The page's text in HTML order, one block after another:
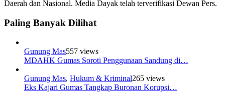
Daerah dan Nasional. Media Dayak telah terverifikasi Dewan Pers.
Paling Banyak Dilihat
Gunung Mas557 views
MDAHK Gumas Soroti Penggunaan Sandung di…
Gunung Mas, Hukum & Kriminal265 views
Eks Kajari Gumas Tangkap Buronan Korupsi…